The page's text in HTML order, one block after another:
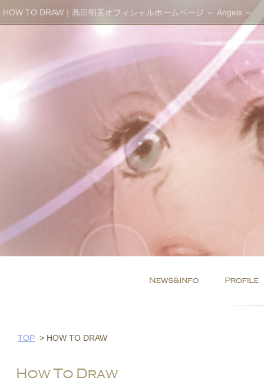
HOW TO DRAW｜高田明美オフィシャルホームページ ～ Angels ～
TOP > HOW TO DRAW